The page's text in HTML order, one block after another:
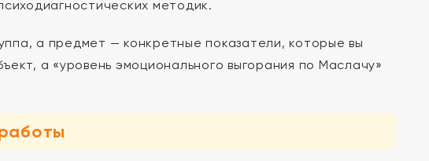
методик.
а предмет — конкретные показатели, которые вы
а «уровень эмоционального выгорания по Маслачу»